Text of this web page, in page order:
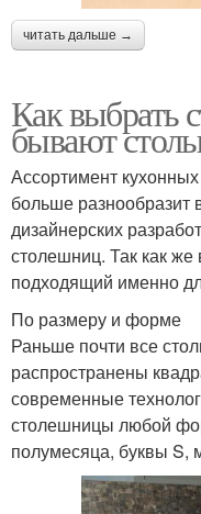
читать дальше →
Как выбрать
бывают
Ассортимент
больше разнообразит
дизайнерских
столешниц. Так как
подходящий именно
По размеру и форме
Раньше почти все
распространены
современные
столешницы любой
полумесяца, буквы S,